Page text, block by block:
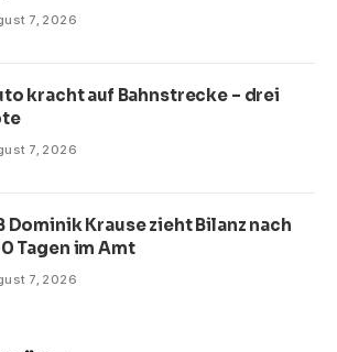
7, 2026
kracht auf Bahnstrecke – drei
7, 2026
Dominik Krause zieht Bilanz nach
Tagen im Amt
7, 2026